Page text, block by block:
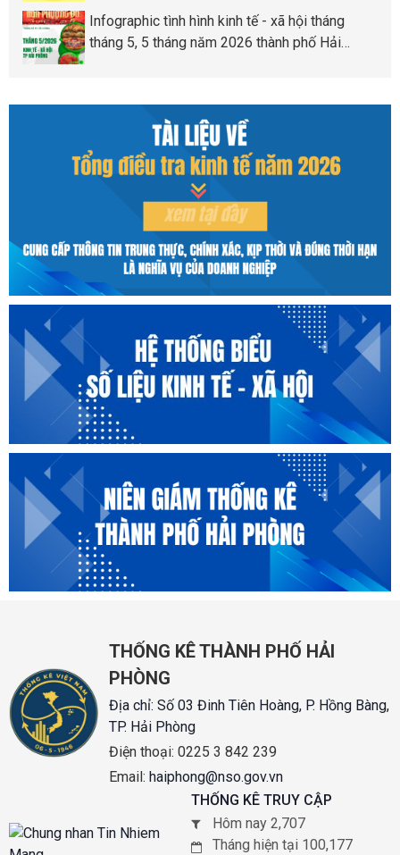
Infographic tình hình kinh tế - xã hội tháng
tháng 5, 5 tháng năm 2026 thành phố Hải
THỐNG KÊ THÀNH PHỐ HẢI
PHÒNG
Địa chỉ: Số 03 Đinh Tiên Hoàng, P. Hồng Bàng,
TP. Hải Phòng
Điện thoại: 0225 3 842 239
Email: haiphong@nso.gov.vn
THỐNG KÊ TRUY CẬP
Hôm nay 2,707
Tháng hiện tại 100,177